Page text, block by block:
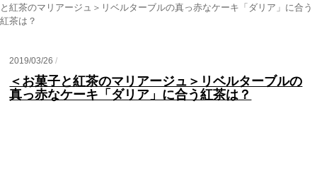
と紅茶のマリアージュ＞リベルターブルの真っ赤なケーキ「ダリア」に合う
紅茶は？
2019/03/26/
＜お菓子と紅茶のマリアージュ＞リベルターブルの
真っ赤なケーキ「ダリア」に合う紅茶は？